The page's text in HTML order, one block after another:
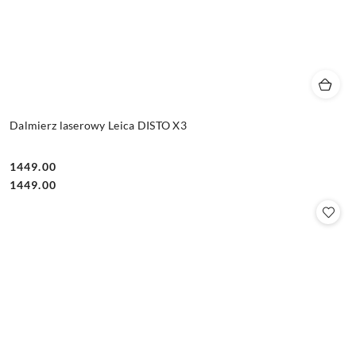
Dalmierz laserowy Leica DISTO X3
Cena:
1449.00
Cena:
1449.00